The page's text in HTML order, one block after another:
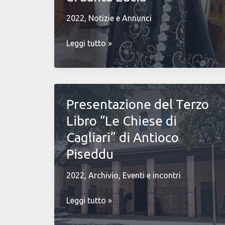
pagare
i2022 Notizie e Annunci
La
Santa
Pasqua
2022
nella
Chiesa
di
Santa
Lucia
Leggi tutto »
Presentazione del Terzo
Libro “Le Chiese di
Cagliari” di Antioco
Piseddu
2022, Archivio, Eventi e incontri
Presentazione
del
Leggi tutto »